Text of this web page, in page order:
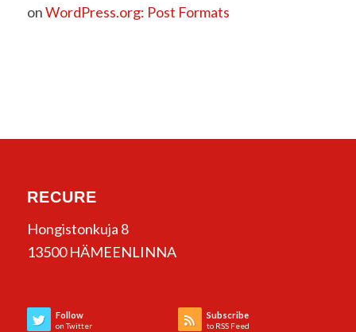
onWordPress.org: Post Formats
RECURE
Hongistonkuja 8
13500 HÄMEENLINNA
Follow
on Twitter
Subscribe
to RSS Feed